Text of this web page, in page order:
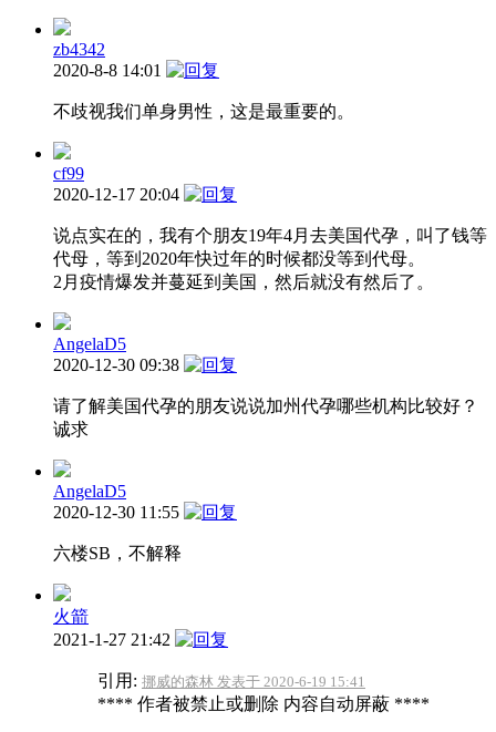
zb4342
2020-8-8 14:01
不歧视我们单身男性，这是最重要的。
cf99
2020-12-17 20:04
说点实在的，我有个朋友19年4月去美国代孕，叫了钱等
代母，等到2020年快过年的时候都没等到代母。
2月疫情爆发并蔓延到美国，然后就没有然后了。
AngelaD5
2020-12-30 09:38
请了解美国代孕的朋友说说加州代孕哪些机构比较好？
诚求
AngelaD5
2020-12-30 11:55
六楼SB，不解释
火箭
2021-1-27 21:42
引用: 挪威的森林 发表于 2020-6-19 15:41
**** 作者被禁止或删除 内容自动屏蔽 ****